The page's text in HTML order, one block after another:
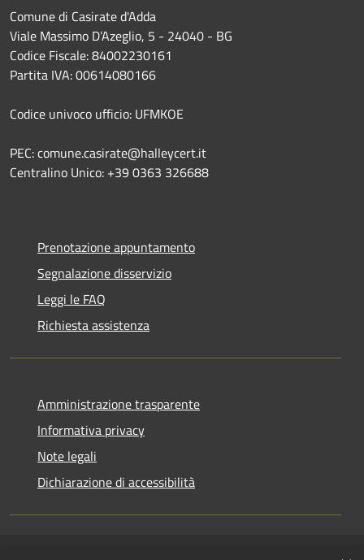
Comune di Casirate d'Adda
Viale Massimo D’Azeglio, 5 - 24040 - BG
Codice Fiscale: 84002230161
Partita IVA: 00614080166
Codice univoco ufficio: UFMKOE
PEC: comune.casirate@halleycert.it
Centralino Unico: +39 0363 326688
Prenotazione appuntamento
Segnalazione disservizio
Leggi le FAQ
Richiesta assistenza
Amministrazione trasparente
Informativa privacy
Note legali
Dichiarazione di accessibilità